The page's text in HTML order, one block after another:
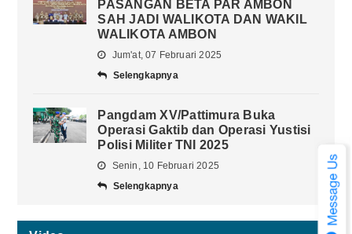
PASANGAN BETA PAR AMBON
SAH JADI WALIKOTA DAN WAKIL
WALIKOTA AMBON
Jum'at, 07 Februari 2025
Selengkapnya
Pangdam XV/Pattimura Buka
Operasi Gaktib dan Operasi Yustisi
Polisi Militer TNI 2025
Senin, 10 Februari 2025
Selengkapnya